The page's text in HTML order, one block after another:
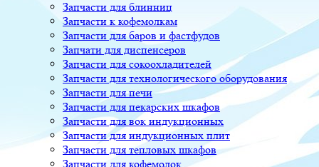
Запчасти для блинниц
Запчасти к кофемолкам
Запчасти для баров и фастфудов
Запчати для диспенсеров
Запчасти для сокоохладителей
Запчасти для технологического оборудования
Запчасти для печи
Запчасти для пекарских шкафов
Запчасти для вок индукционных
Запчасти для индукционных плит
Запчасти для тепловых шкафов
Запчасти для кофемолок